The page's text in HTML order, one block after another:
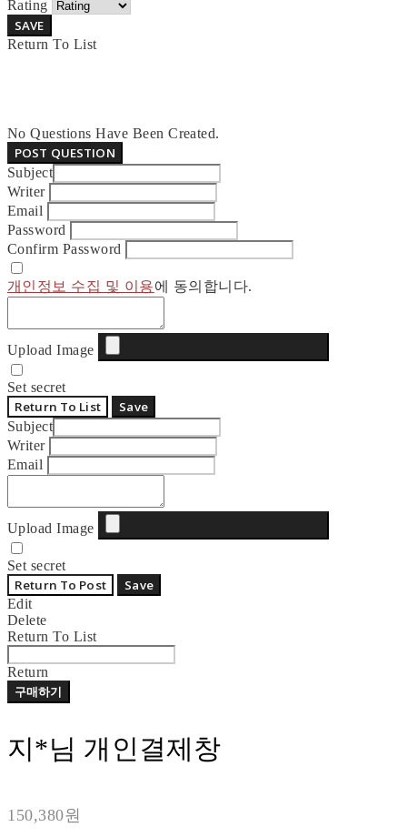
Rating
SAVE
Return To List
No Questions Have Been Created.
POST QUESTION
Subject
Writer
Email
Password
Confirm Password
개인정보 수집 및 이용에 동의합니다.
Upload Image
Set secret
Return To List Save
Subject
Writer
Email
Upload Image
Set secret
Return To Post Save
Edit
Delete
Return To List
Return
구매하기
지*님 개인결제창
150,380원